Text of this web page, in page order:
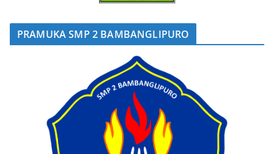
PRAMUKA SMP 2 BAMBANGLIPURO